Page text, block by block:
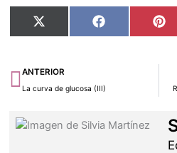
Compartir
en
X
(Twitter)
Compartir
en
Facebook
en
Ant
ANTERIOR
La curva de glucosa (III)